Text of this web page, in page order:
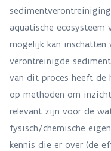
aquatische ecosysteem
mogelijk kan inschatten
verontreinigde
van dit proces heeft de
op methoden om
relevant zijn voor de
fysisch/chemische
kennis die er over (de